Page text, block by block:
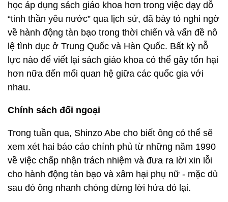
học áp dụng sách giáo khoa hơn trong việc dạy dỗ
“tinh thần yêu nước” qua lịch sử, đã bày tỏ nghi ngờ
về hành động tàn bạo trong thời chiến và vấn đề nô
lệ tình dục ở Trung Quốc và Hàn Quốc. Bất kỳ nỗ
lực nào để viết lại sách giáo khoa có thể gây tổn hại
hơn nữa đến mối quan hệ giữa các quốc gia với
nhau.
Chính sách đối ngoại
Trong tuần qua, Shinzo Abe cho biết ông có thể sẽ
xem xét hai báo cáo chính phủ từ những năm 1990
về việc chấp nhận trách nhiệm và đưa ra lời xin lỗi
cho hành động tàn bạo và xâm hại phụ nữ - mặc dù
sau đó ông nhanh chóng dừng lời hứa đó lại.